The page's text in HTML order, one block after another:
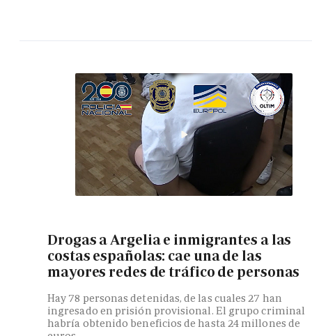
Drogas a Argelia e inmigrantes a las
costas españolas: cae una de las
mayores redes de tráfico de personas
Hay 78 personas detenidas, de las cuales 27 han
ingresado en prisión provisional. El grupo criminal
habría obtenido beneficios de hasta 24 millones de